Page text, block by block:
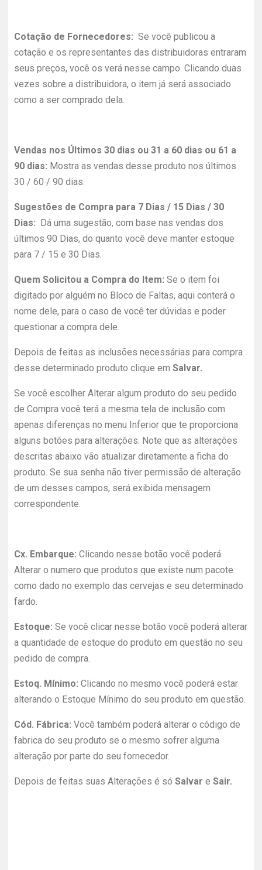
Cotação de Fornecedores: Se você publicou a
cotação e os representantes das distribuidoras entraram
seus preços, você os verá nesse campo. Clicando duas
vezes sobre a distribuidora, o item já será associado
como a ser comprado dela.
Vendas nos Últimos 30 dias ou 31 a 60 dias ou 61 a
90 dias: Mostra as vendas desse produto nos últimos
30 / 60 / 90 dias.
Sugestões de Compra para 7 Dias / 15 Dias / 30
Dias: Dá uma sugestão, com base nas vendas dos
últimos 90 Dias, do quanto você deve manter estoque
para 7 / 15 e 30 Dias.
Quem Solicitou a Compra do Item: Se o item foi
digitado por alguém no Bloco de Faltas, aqui conterá o
nome dele, para o caso de você ter dúvidas e poder
questionar a compra dele.
Depois de feitas as inclusões necessárias para compra
desse determinado produto clique em Salvar.
Se você escolher Alterar algum produto do seu pedido
de Compra você terá a mesma tela de inclusão com
apenas diferenças no menu Inferior que te proporciona
alguns botões para alterações. Note que as alterações
descritas abaixo vão atualizar diretamente a ficha do
produto. Se sua senha não tiver permissão de alteração
de um desses campos, será exibida mensagem
correspondente.
Cx. Embarque: Clicando nesse botão você poderá
Alterar o numero que produtos que existe num pacote
como dado no exemplo das cervejas e seu determinado
fardo.
Estoque: Se você clicar nesse botão você poderá alterar
a quantidade de estoque do produto em questão no seu
pedido de compra.
Estoq. Mínimo: Clicando no mesmo você poderá estar
alterando o Estoque Mínimo do seu produto em questão.
Cód. Fábrica: Você também poderá alterar o código de
fabrica do seu produto se o mesmo sofrer alguma
alteração por parte do seu fornecedor.
Depois de feitas suas Alterações é só Salvar e Sair.